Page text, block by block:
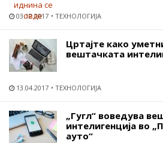
03.12.2017 ТЕХНОЛОГИЈА
Цртајте како
вештачката
13.04.2017 ТЕХНОЛОГИЈА
„Гугл“ воведува
интелигенција во
ауто“